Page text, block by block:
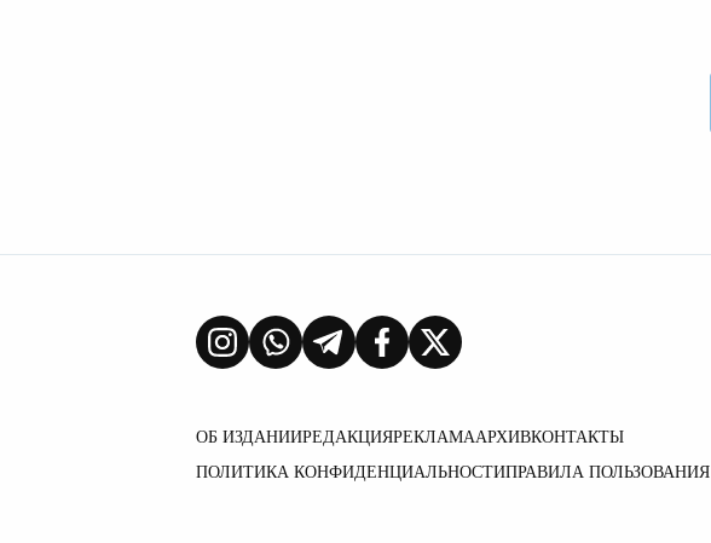
ОБ ИЗДАНИИРЕДАКЦИЯРЕКЛАМААРХИВКОНТАКТЫ
ПОЛИТИКА КОНФИДЕНЦИАЛЬНОСТИПРАВИЛА ПОЛЬЗОВАНИЯ